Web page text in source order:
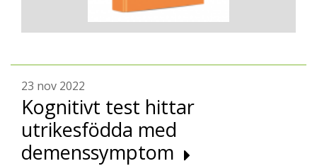
23 nov 2022
Kognitivt test hittar
utrikesfödda med
demenssymptom